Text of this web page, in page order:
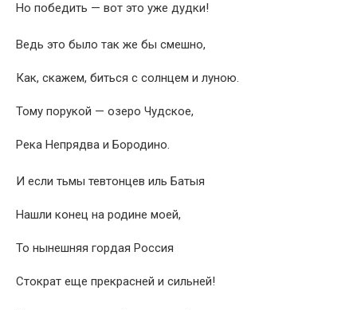
Но победить — вот это уже дудки!
Ведь это было так же бы смешно,
Как, скажем, биться с солнцем и луною.
Тому порукой — озеро Чудское,
Река Непрядва и Бородино.
И если тьмы тевтонцев иль Батыя
Нашли конец на родине моей,
То нынешняя гордая Россия
Стократ еще прекрасней и сильней!